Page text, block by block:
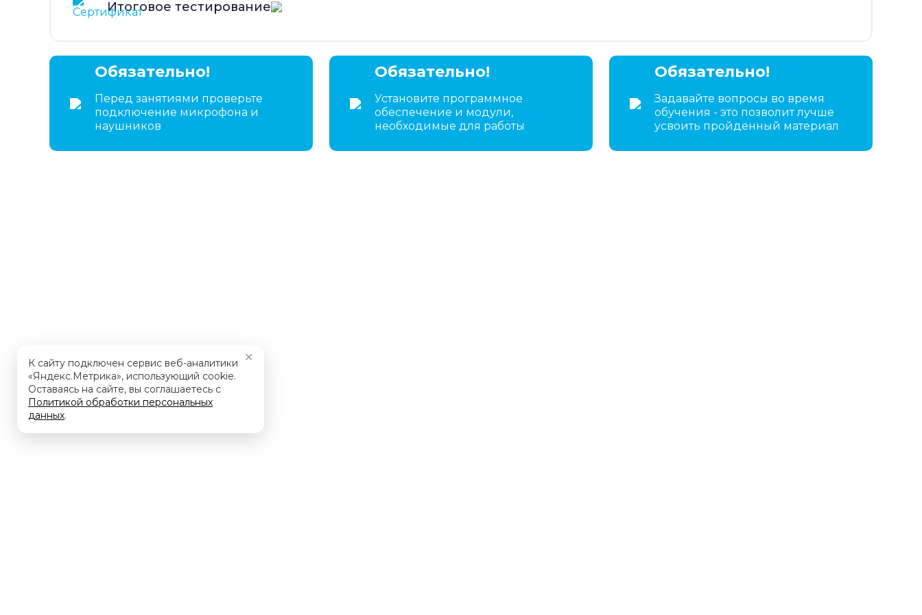
Итоговое тестирование
Обязательно!
Перед занятиями проверьте
подключение микрофона и
наушников
Обязательно!
Установите программное
обеспечение и модули,
необходимые для работы
Обязательно!
Задавайте вопросы во время
обучения - это позволит лучше
усвоить пройденный материал
К сайту подключен сервис веб-аналитики
«Яндекс.Метрика», использующий cookie.
Оставаясь на сайте, вы соглашаетесь с
Политикой обработки персональных
данных.
✕